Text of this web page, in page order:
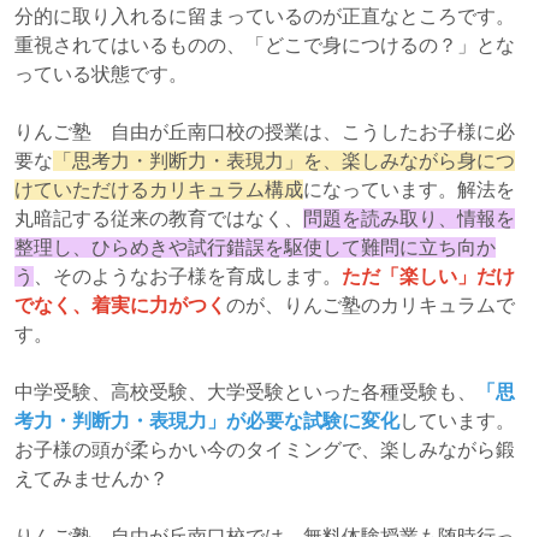
分的に取り入れるに留まっているのが正直なところです。
重視されてはいるものの、「どこで身につけるの？」とな
っている状態です。
りんご塾 自由が丘南口校の授業は、こうしたお子様に必
要な 「思考力・判断力・表現力」を、楽しみながら身につ
けていただけるカリキュラム構成になっています。解法を
丸暗記する従来の教育ではなく、
問題を読み取り、情報を
整理し、ひらめきや試行錯誤を駆使して難問に立ち向か
う
、そのようなお子様を育成します。 ただ「楽しい」だけ
でなく、着実に力がつく のが、りんご塾のカリキュラムで
す。
中学受験、高校受験、大学受験といった各種受験も、
「思
考力・判断力・表現力」が必要な試験に変化しています。
お子様の頭が柔らかい今のタイミングで、楽しみながら鍛
えてみませんか？